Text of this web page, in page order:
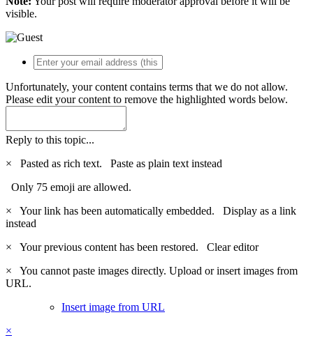
visible.
Unfortunately, your content contains terms that we do not allow.
Please edit your content to remove the highlighted words below.
Reply to this topic...
×
Pasted as rich text. Paste as plain text instead
Only 75 emoji are allowed.
×
Your link has been automatically embedded. Display as a link
instead
×
Your previous content has been restored. Clear editor
×
You cannot paste images directly. Upload or insert images from
URL.
Insert image from URL
×